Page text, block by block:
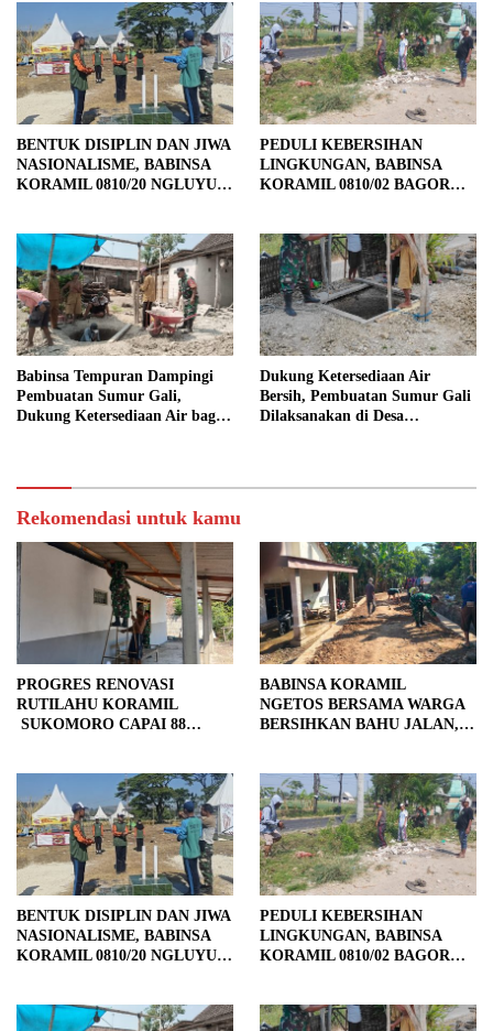
BENTUK DISIPLIN DAN JIWA
NASIONALISME, BABINSA
KORAMIL 0810/20 NGLUYU
PEDULI KEBERSIHAN
LINGKUNGAN, BABINSA
KORAMIL 0810/02 BAGOR
BAKTI
Babinsa Tempuran Dampingi
Pembuatan Sumur Gali,
Dukung Ketersediaan Air bagi
Dukung Ketersediaan Air
Bersih, Pembuatan Sumur Gali
Dilaksanakan di Desa
Rekomendasi untuk kamu
PROGRES RENOVASI
RUTILAHU KORAMIL
SUKOMORO CAPAI 88
BABINSA KORAMIL
NGETOS BERSAMA WARGA
BERSIHKAN BAHU JALAN,
BENTUK DISIPLIN DAN JIWA
NASIONALISME, BABINSA
KORAMIL 0810/20 NGLUYU
PEDULI KEBERSIHAN
LINGKUNGAN, BABINSA
KORAMIL 0810/02 BAGOR
BAKTI